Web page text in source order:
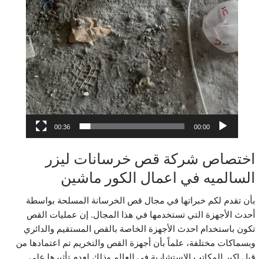
00:00
00:36
اختصاص شركة قص خرسانات ليزر
السالميه في اعمال الكور ماشين
بأن تقدم لكم خبراتها في مجال قص الخرسانة المسلحة بواسطة
أحدث الأجهزة التي تستخدمها في هذا المجال. إن عمليات القص
تكون باستخدام احدث الأجهزة الخاصة بالقص المستقيم والدائري
وبسماكات مختلفة، علماً بأن أجهزة القص والتخريم تم اعتمادها من